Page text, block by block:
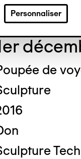
Personnaliser
de